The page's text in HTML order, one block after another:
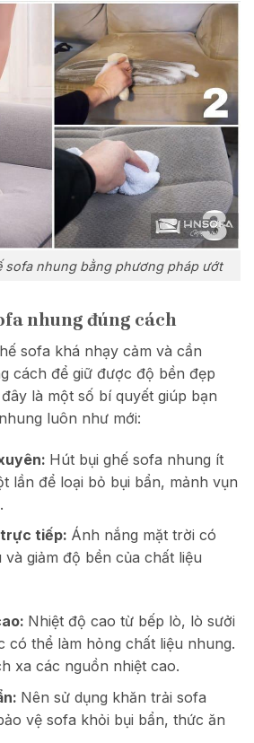
sofa nhung bằng phương pháp ướt
nhung đúng cách
sofa khá nhạy cảm và cần
cách để giữ được độ bền đẹp
là một số bí quyết giúp bạn
luôn như mới:
Hút bụi ghế sofa nhung ít
lần để loại bỏ bụi bẩn, mảnh vụn
tiếp: Ánh nắng mặt trời có
và giảm độ bền của chất liệu
Nhiệt độ cao từ bếp lò, lò sưởi
có thể làm hỏng chất liệu nhung.
xa các nguồn nhiệt cao.
Nên sử dụng khăn trải sofa
vệ sofa khỏi bụi bẩn, thức ăn